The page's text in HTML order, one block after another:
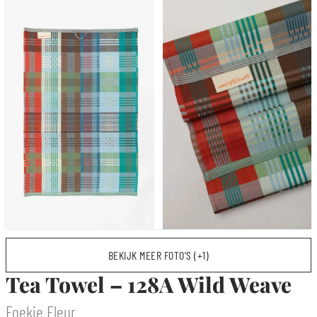
BEKIJK MEER FOTO’S (+1)
Tea Towel – 128A Wild Weave
Foekje Fleur